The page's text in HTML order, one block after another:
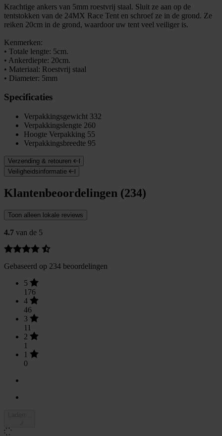
Krachtige ankers van 5mm roestvrij staal. Sluit ze aan op de
tentstokken van de 24MX Race Tent en schroef ze in de grond. Ze
reiken 20cm in de grond, waardoor uw tent veel veiliger is.
Kenmerken:
• Totale lengte: 5cm.
• Ankerdiepte: 20cm.
• Materiaal: Roestvrij staal
• Diameter: 5mm
Specificaties
Verpakkingsgewicht 332
Verpakkingslengte 260
Hoogte Verpakking 55
Verpakkingsbreedte 95
Verzending & retouren
Veiligheidsinformatie
Klantenbeoordelingen (234)
Toon alleen lokale reviews
4.7 van de 5
Gebaseerd op 234 beoordelingen
5
176
4
46
3
11
2
1
1
0